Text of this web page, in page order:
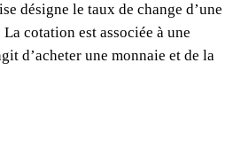
désigne le taux de change d’une
cotation est associée à une
d’acheter une monnaie et de la